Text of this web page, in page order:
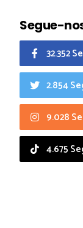
Segue-
32.352
2.854
9.028
4.675